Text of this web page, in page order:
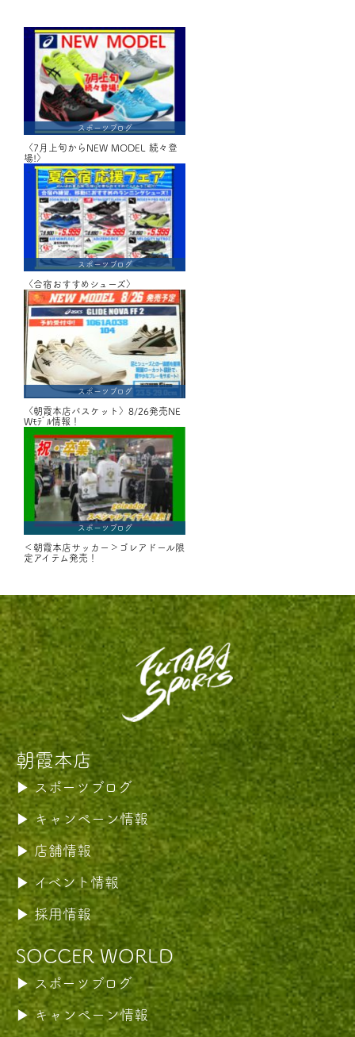
スポーツブログ
〈7月上旬からNEW MODEL 続々登
場!〉
スポーツブログ
〈合宿おすすめシューズ〉
スポーツブログ
〈朝霞本店バスケット〉8/26発売NE
Wﾓﾃﾞﾙ情報！
スポーツブログ
＜朝霞本店サッカー＞ゴレアドール限
定アイテム発売！
朝霞本店
スポーツブログ
キャンペーン情報
店舗情報
イベント情報
採用情報
SOCCER WORLD
スポーツブログ
キャンペーン情報